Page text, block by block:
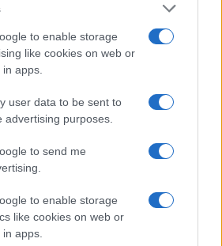
to enable storage
like cookies on web or
apps.
user data to be sent to
advertising purposes.
to send me
to enable storage
like cookies on web or
apps.
való
mellőzése tátongó
a terv
kötődésük miatt
az
elsődleges